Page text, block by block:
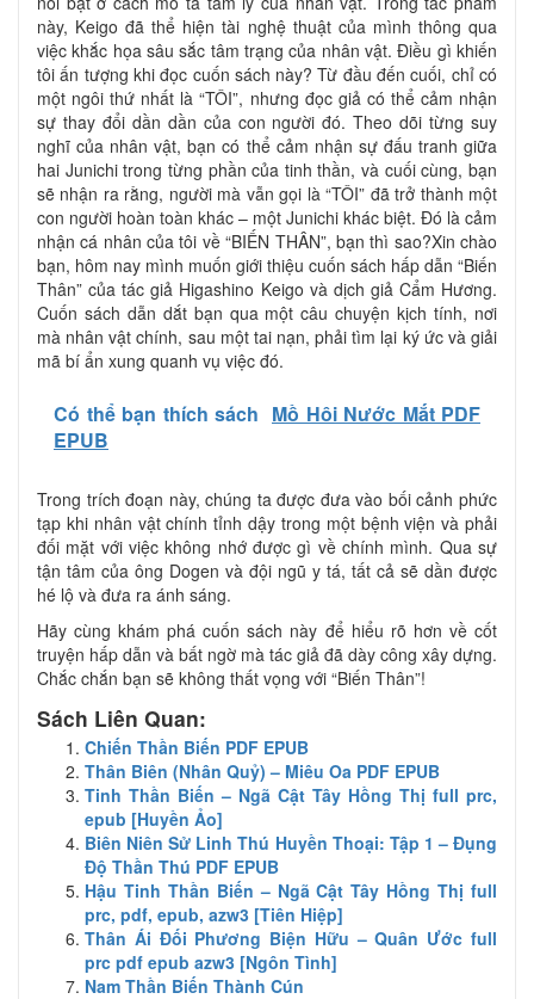
này, Keigo đã thể hiện tài nghệ thuật của mình thông qua
việc khắc họa sâu sắc tâm trạng của nhân vật. Điều gì khiến
tôi ấn tượng khi đọc cuốn sách này? Từ đầu đến cuối, chỉ có
một ngôi thứ nhất là “TÔI”, nhưng đọc giả có thể cảm nhận
sự thay đổi dần dần của con người đó. Theo dõi từng suy
nghĩ của nhân vật, bạn có thể cảm nhận sự đấu tranh giữa
hai Junichi trong từng phần của tinh thần, và cuối cùng, bạn
sẽ nhận ra rằng, người mà vẫn gọi là “TÔI” đã trở thành một
con người hoàn toàn khác – một Junichi khác biệt. Đó là cảm
nhận cá nhân của tôi về “BIẾN THÂN”, bạn thì sao?Xin chào
bạn, hôm nay mình muốn giới thiệu cuốn sách hấp dẫn “Biến
Thân” của tác giả Higashino Keigo và dịch giả Cẩm Hương.
Cuốn sách dẫn dắt bạn qua một câu chuyện kịch tính, nơi
mà nhân vật chính, sau một tai nạn, phải tìm lại ký ức và giải
mã bí ẩn xung quanh vụ việc đó.
Có thể bạn thích sách Mồ Hôi Nước Mắt PDF
EPUB
Trong trích đoạn này, chúng ta được đưa vào bối cảnh phức
tạp khi nhân vật chính tỉnh dậy trong một bệnh viện và phải
đối mặt với việc không nhớ được gì về chính mình. Qua sự
tận tâm của ông Dogen và đội ngũ y tá, tất cả sẽ dần được
hé lộ và đưa ra ánh sáng.
Hãy cùng khám phá cuốn sách này để hiểu rõ hơn về cốt
truyện hấp dẫn và bất ngờ mà tác giả đã dày công xây dựng.
Chắc chắn bạn sẽ không thất vọng với “Biến Thân”!
Sách Liên Quan:
Chiến Thần Biến PDF EPUB
Thân Biên (Nhân Quỷ) – Miêu Oa PDF EPUB
Tinh Thần Biến – Ngã Cật Tây Hồng Thị full prc,
epub [Huyền Ảo]
Biên Niên Sử Linh Thú Huyền Thoại: Tập 1 – Đụng
Độ Thần Thú PDF EPUB
Hậu Tinh Thần Biến – Ngã Cật Tây Hồng Thị full
prc, pdf, epub, azw3 [Tiên Hiệp]
Thân Ái Đối Phương Biện Hữu – Quân Ước full
prc pdf epub azw3 [Ngôn Tình]
Nam Thần Biến Thành Cún